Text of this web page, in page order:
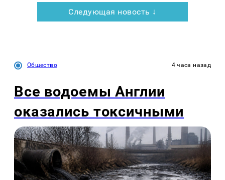
Следующая новость ↓
Общество 4 часа назад
Все водоемы Англии
оказались токсичными